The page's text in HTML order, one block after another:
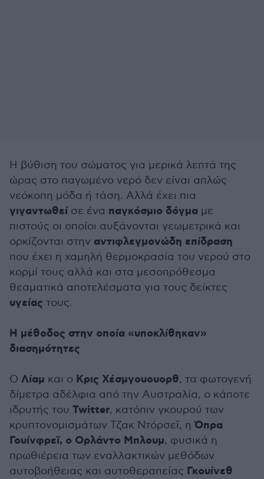
Η βύθιση του σώματος για μερικά λεπτά της
ώρας στο παγωμένο νερό δεν είναι απλώς
νεόκοπη μόδα ή τάση. Αλλά έχει πια
γιγαντωθείσε ένα παγκόσμιο δόγμα με
πιστούς οι οποίοι αυξάνονται γεωμετρικά και
ορκίζονται στην αντιφλεγμονώδη επίδραση
που έχει η χαμηλή θερμοκρασία του νερού στο
κορμί τους αλλά και στα μεσοπρόθεσμα
θεαματικά αποτελέσματα για τους δείκτες
υγείας τους.
Η μέθοδος στην οποία «υποκλίθηκαν»
διασημότητες
Ο Λίαμ και ο Κρις Χέσμγουουορθ, τα φωτογενή
δίμετρα αδέλφια από την Αυστραλία, ο κάποτε
ιδρυτής του Twitter, κατόπιν γκουρού των
κρυπτονομισμάτων Τζακ Ντόρσεϊ, ηΌπρα
Γουίνφρεϊ, ο Ορλάντο Μπλουμ, φυσικά η
πρωθιέρεια των εναλλακτικών μεθόδων
αυτοβοήθειας και αυτοθεραπείας Γκουίνεθ